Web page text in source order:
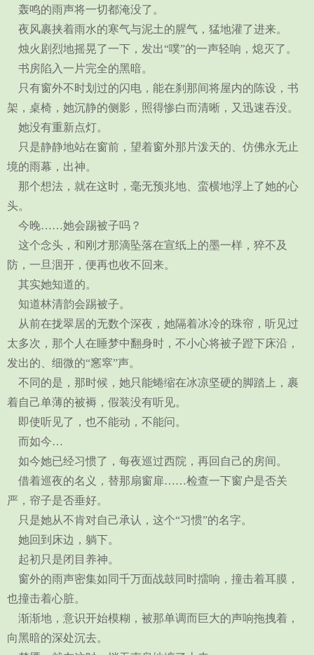
轰鸣的雨声将一切都淹没了。
夜风裹挟着雨水的寒气与泥土的腥气，猛地灌了进来。
烛火剧烈地摇晃了一下，发出“噗”的一声轻响，熄灭了。
书房陷入一片完全的黑暗。
只有窗外不时划过的闪电，能在刹那间将屋内的陈设，书
架，桌椅，她沉静的侧影，照得惨白而清晰，又迅速吞没。
她没有重新点灯。
只是静静地站在窗前，望着窗外那片泼天的、仿佛永无止
境的雨幕，出神。
那个想法，就在这时，毫无预兆地、蛮横地浮上了她的心
头。
今晚……她会踢被子吗？
这个念头，和刚才那滴坠落在宣纸上的墨一样，猝不及
防，一旦洇开，便再也收不回来。
其实她知道的。
知道林清韵会踢被子。
从前在拢翠居的无数个深夜，她隔着冰冷的珠帘，听见过
太多次，那个人在睡梦中翻身时，不小心将被子蹬下床沿，
发出的、细微的“窸窣”声。
不同的是，那时候，她只能蜷缩在冰凉坚硬的脚踏上，裹
着自己单薄的被褥，假装没有听见。
即使听见了，也不能动，不能问。
而如今…
如今她已经习惯了，每夜巡过西院，再回自己的房间。
借着巡夜的名义，替那扇窗扉……检查一下窗户是否关
严，帘子是否垂好。
只是她从不肯对自己承认，这个“习惯”的名字。
她回到床边，躺下。
起初只是闭目养神。
窗外的雨声密集如同千万面战鼓同时擂响，撞击着耳膜，
也撞击着心脏。
渐渐地，意识开始模糊，被那单调而巨大的声响拖拽着，
向黑暗的深处沉去。